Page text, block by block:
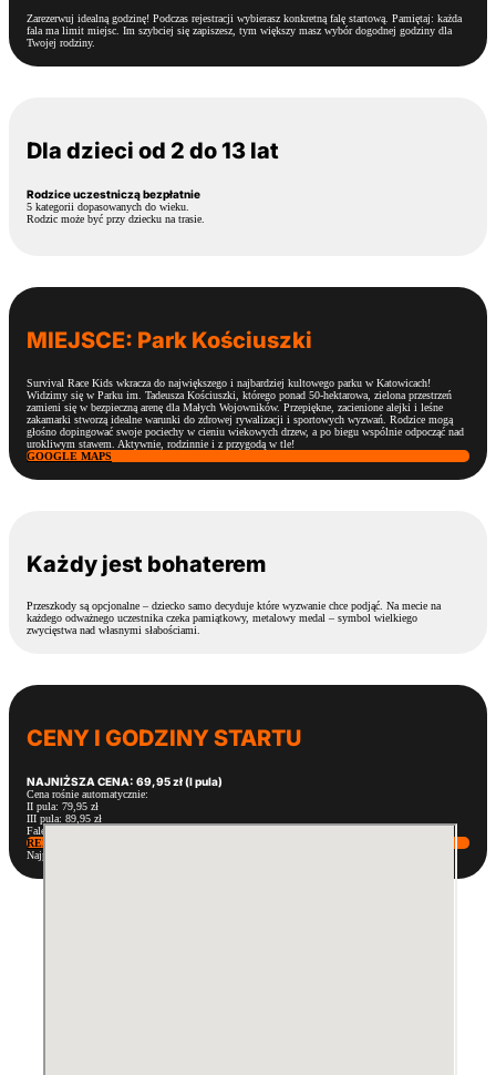
Zarezerwuj idealną godzinę! Podczas rejestracji wybierasz konkretną falę startową. Pamiętaj: każda
fala ma limit miejsc. Im szybciej się zapiszesz, tym większy masz wybór dogodnej godziny dla
Twojej rodziny.
Dla dzieci od 2 do 13 lat
Rodzice uczestniczą bezpłatnie
5 kategorii dopasowanych do wieku.
Rodzic może być przy dziecku na trasie.
MIEJSCE: Park Kościuszki
Survival Race Kids wkracza do największego i najbardziej kultowego parku w Katowicach!
Widzimy się w Parku im. Tadeusza Kościuszki, którego ponad 50-hektarowa, zielona przestrzeń
zamieni się w bezpieczną arenę dla Małych Wojowników. Przepiękne, zacienione alejki i leśne
zakamarki stworzą idealne warunki do zdrowej rywalizacji i sportowych wyzwań. Rodzice mogą
głośno dopingować swoje pociechy w cieniu wiekowych drzew, a po biegu wspólnie odpocząć nad
urokliwym stawem. Aktywnie, rodzinnie i z przygodą w tle!
GOOGLE MAPS
Każdy jest bohaterem
Przeszkody są opcjonalne – dziecko samo decyduje które wyzwanie chce podjąć. Na mecie na
każdego odważnego uczestnika czeka pamiątkowy, metalowy medal – symbol wielkiego
zwycięstwa nad własnymi słabościami.
CENY I GODZINY STARTU
NAJNIŻSZA CENA: 69,95 zł (I pula)
Cena rośnie automatycznie:
II pula: 79,95 zł
III pula: 89,95 zł
Fale mają limity – rezerwuj, póki są dostępne!
REZERWUJ CENĘ I GODZINĘ
Najpopularniejsze godziny znikają najszybciej!